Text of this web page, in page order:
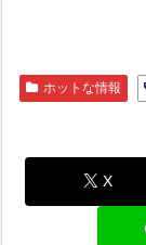
ホットな情報
X